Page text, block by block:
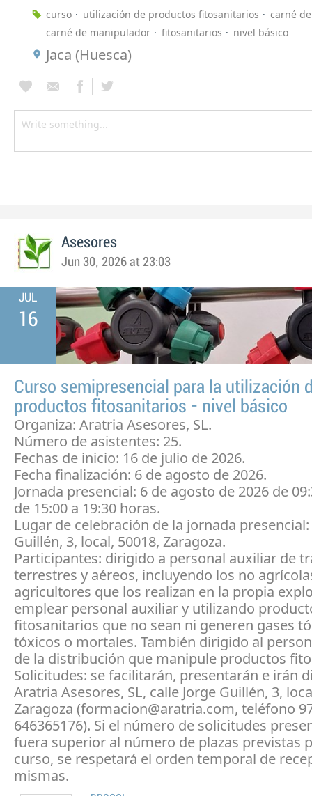
curso
utilización de productos fitosanitarios
carné
carné de manipulador
fitosanitarios nivel básico
Jaca (Huesca)
Asesores
Jun 30, 2026 at 23:03
JUL
16
Curso semipresencial para la utilización
productos fitosanitarios - nivel básico
Organiza: Aratria Asesores, SL.
Número de asistentes: 25.
Fechas de inicio: 16 de julio de 2026.
Fecha finalización: 6 de agosto de 2026.
Jornada presencial: 6 de agosto de 2026 de
de 15:00 a 19:30 horas.
Lugar de celebración de la jornada presencial:
Guillén, 3, local, 50018, Zaragoza.
Participantes: dirigido a personal auxiliar de
terrestres y aéreos, incluyendo los no
agricultores que los realizan en la propia
emplear personal auxiliar y utilizando
fitosanitarios que no sean ni generen gases
tóxicos o mortales. También dirigido al
de la distribución que manipule productos
Solicitudes: se facilitarán, presentarán e irán
Aratria Asesores, SL, calle Jorge Guillén, 3,
Zaragoza (formacion@aratria.com, teléfono
646365176). Si el número de solicitudes
fuera superior al número de plazas previstas
curso, se respetará el orden temporal de
mismas.